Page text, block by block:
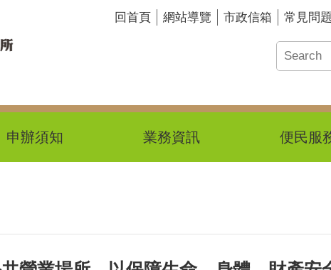
回首頁 網站導覽 市政信箱 常見問題
申辦須知 業務資訊 便民服